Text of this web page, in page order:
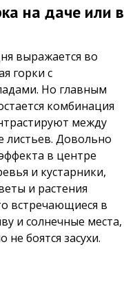
на даче или в
выражается во
горки с
Но главным
комбинация
между
листьев. Довольно
в центре
и кустарники,
и растения
встречающиеся в
и солнечные места,
боятся засухи.